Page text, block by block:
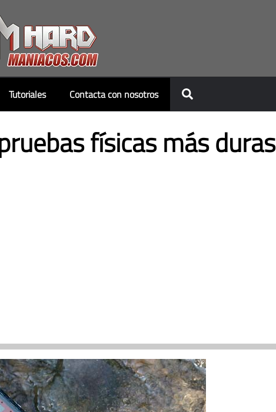
Tutoriales Contacta con nosotros
físicas más duras